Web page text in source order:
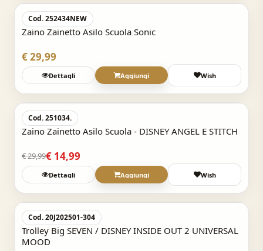
Cod. 252434NEW
Zaino Zainetto Asilo Scuola Sonic
€ 29,99
Dettagli Aggiungi Wish
Acquisto Veloce
Cod. 251034.
Zaino Zainetto Asilo Scuola - DISNEY ANGEL E STITCH
€ 29,99€ 14,99
Dettagli Aggiungi Wish
Acquisto Veloce
Cod. 20J202501-304
Trolley Big SEVEN / DISNEY INSIDE OUT 2 UNIVERSAL
MOOD